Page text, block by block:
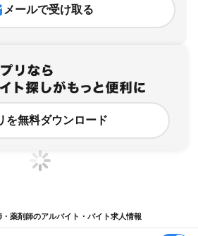
メールで受け取る
を無料ダウンロード
薬剤師のアルバイト・バイト求人情報